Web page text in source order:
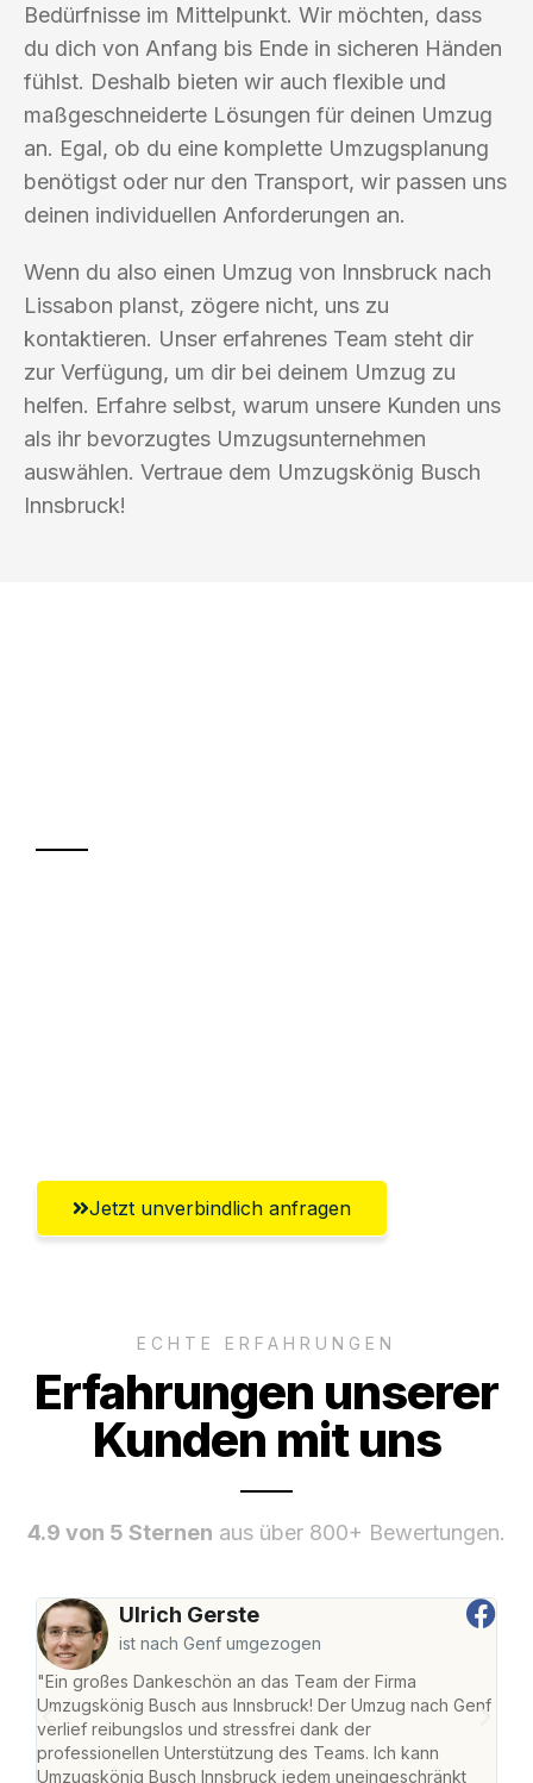
Bedürfnisse im Mittelpunkt. Wir möchten, dass
du dich von Anfang bis Ende in sicheren Händen
fühlst. Deshalb bieten wir auch flexible und
maßgeschneiderte Lösungen für deinen Umzug
an. Egal, ob du eine komplette Umzugsplanung
benötigst oder nur den Transport, wir passen uns
deinen individuellen Anforderungen an.
Wenn du also einen Umzug von Innsbruck nach
Lissabon planst, zögere nicht, uns zu
kontaktieren. Unser erfahrenes Team steht dir
zur Verfügung, um dir bei deinem Umzug zu
helfen. Erfahre selbst, warum unsere Kunden uns
als ihr bevorzugtes Umzugsunternehmen
auswählen. Vertraue dem Umzugskönig Busch
Innsbruck!
Jetzt unverbindlich anfragen
ECHTE ERFAHRUNGEN
Erfahrungen unserer
Kunden mit uns
4.9 von 5 Sternen aus über 800+ Bewertungen.
Ulrich Gerste
ist nach Genf umgezogen
"Ein großes Dankeschön an das Team der Firma
Umzugskönig Busch aus Innsbruck! Der Umzug nach Genf
verlief reibungslos und stressfrei dank der
professionellen Unterstützung des Teams. Ich kann
Umzugskönig Busch Innsbruck jedem uneingeschränkt